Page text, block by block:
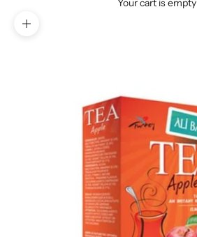
Your cart is empty
Zoom picture